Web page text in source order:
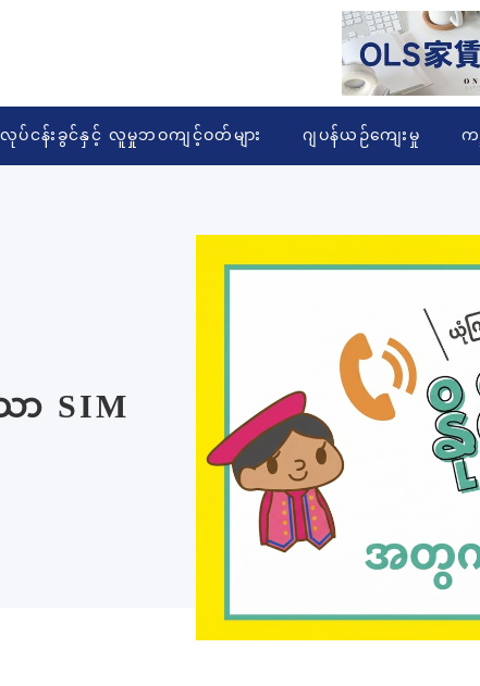
လုပ်ငန်းခွင်နှင့် လူမှုဘဝကျင့်ဝတ်များ ဂျပန်ယဉ်ကျေးမှု က
ာ SIM